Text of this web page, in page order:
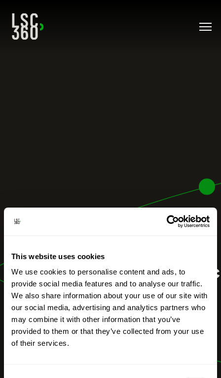
This website uses cookies
We use cookies to personalise content and ads, to
provide social media features and to analyse our traffic.
We also share information about your use of our site with
our social media, advertising and analytics partners who
may combine it with other information that you’ve
provided to them or that they’ve collected from your use
of their services.
ESG-